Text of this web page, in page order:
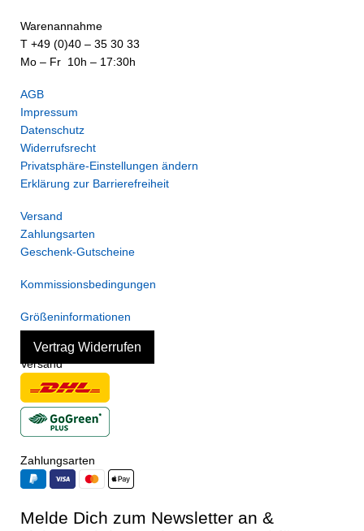
Warenannahme
T +49 (0)40 – 35 30 33
Mo – Fr 10h – 17:30h
AGB
Impressum
Datenschutz
Widerrufsrecht
Privatsphäre-Einstellungen ändern
Erklärung zur Barrierefreiheit
Versand
Zahlungsarten
Geschenk-Gutscheine
Kommissionsbedingungen
Größeninformationen
Vertrag Widerrufen
Versand
Zahlungsarten
Melde Dich zum Newsletter an &